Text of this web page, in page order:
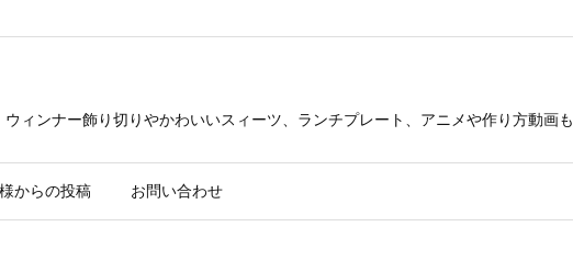
ィンナー飾り切りやかわいいスィーツ、ランチプレート、アニメや作り方動画も
からの投稿 お問い合わせ